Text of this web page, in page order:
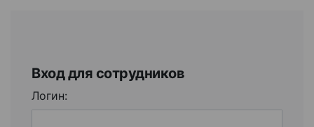
Вход для сотрудников
Логин: